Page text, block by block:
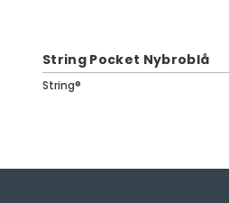
String Pocket Nybroblå
String®